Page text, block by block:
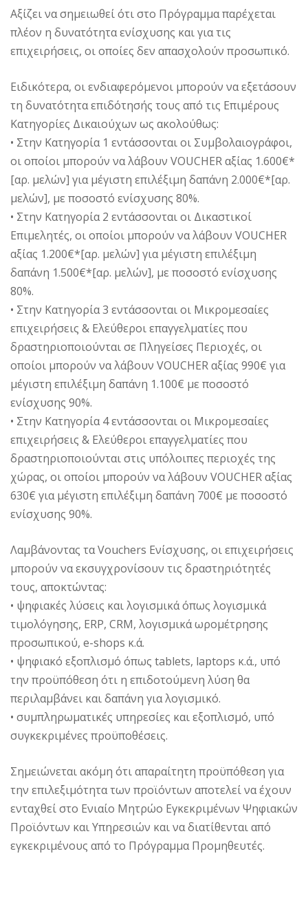
Αξίζει να σημειωθεί ότι στο Πρόγραμμα παρέχεται
πλέον η δυνατότητα ενίσχυσης και για τις
επιχειρήσεις, οι οποίες δεν απασχολούν προσωπικό.
Ειδικότερα, οι ενδιαφερόμενοι μπορούν να εξετάσουν
τη δυνατότητα επιδότησής τους από τις Επιμέρους
Κατηγορίες Δικαιούχων ως ακολούθως:
• Στην Κατηγορία 1 εντάσσονται οι Συμβολαιογράφοι,
οι οποίοι μπορούν να λάβουν VOUCHER αξίας 1.600€*
[αρ. μελών] για μέγιστη επιλέξιμη δαπάνη 2.000€*[αρ.
μελών], με ποσοστό ενίσχυσης 80%.
• Στην Κατηγορία 2 εντάσσονται οι Δικαστικοί
Επιμελητές, οι οποίοι μπορούν να λάβουν VOUCHER
αξίας 1.200€*[αρ. μελών] για μέγιστη επιλέξιμη
δαπάνη 1.500€*[αρ. μελών], με ποσοστό ενίσχυσης
80%.
• Στην Κατηγορία 3 εντάσσονται οι Μικρομεσαίες
επιχειρήσεις & Ελεύθεροι επαγγελματίες που
δραστηριοποιούνται σε Πληγείσες Περιοχές, οι
οποίοι μπορούν να λάβουν VOUCHER αξίας 990€ για
μέγιστη επιλέξιμη δαπάνη 1.100€ με ποσοστό
ενίσχυσης 90%.
• Στην Κατηγορία 4 εντάσσονται οι Μικρομεσαίες
επιχειρήσεις & Ελεύθεροι επαγγελματίες που
δραστηριοποιούνται στις υπόλοιπες περιοχές της
χώρας, οι οποίοι μπορούν να λάβουν VOUCHER αξίας
630€ για μέγιστη επιλέξιμη δαπάνη 700€ με ποσοστό
ενίσχυσης 90%.
Λαμβάνοντας τα Vouchers Ενίσχυσης, οι επιχειρήσεις
μπορούν να εκσυγχρονίσουν τις δραστηριότητές
τους, αποκτώντας:
• ψηφιακές λύσεις και λογισμικά όπως λογισμικά
τιμολόγησης, ERP, CRM, λογισμικά ωρομέτρησης
προσωπικού, e-shops κ.ά.
• ψηφιακό εξοπλισμό όπως tablets, laptops κ.ά., υπό
την προϋπόθεση ότι η επιδοτούμενη λύση θα
περιλαμβάνει και δαπάνη για λογισμικό.
• συμπληρωματικές υπηρεσίες και εξοπλισμό, υπό
συγκεκριμένες προϋποθέσεις.
Σημειώνεται ακόμη ότι απαραίτητη προϋπόθεση για
την επιλεξιμότητα των προϊόντων αποτελεί να έχουν
ενταχθεί στο Ενιαίο Μητρώο Εγκεκριμένων Ψηφιακών
Προϊόντων και Υπηρεσιών και να διατίθενται από
εγκεκριμένους από το Πρόγραμμα Προμηθευτές.